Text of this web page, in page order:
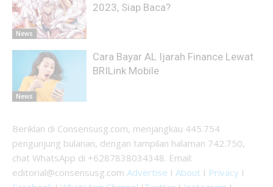
News
2023, Siap Baca?
News
Cara Bayar AL Ijarah Finance Lewat
BRILink Mobile
Beriklan di Consensusg.com, menjangkau 445.754
pengunjung bulanan, dengan tampilan halaman 742.750,
chat WhatsApp di +6287838034348. Email:
editorial@consensusg.com Advertise I About I Privacy I